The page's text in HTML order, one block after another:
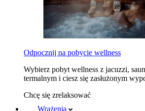
Odpocznij na pobycie wellness
Wybierz pobyt wellness z jacuzzi,
termalnym i ciesz się zasłużonym
Chcę się zrelaksować
Wrażenia